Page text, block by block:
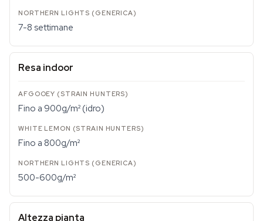
7-8 settimane
Resa indoor
Fino a 900g/m² (idro)
Fino a 800g/m²
500-600g/m²
Altezza pianta